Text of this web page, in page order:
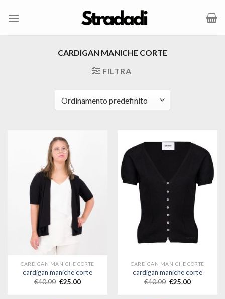
CARDIGAN MANICHE CORTE
FILTRA
CARDIGAN MANICHE CORTE
cardigan maniche corte
€40.00 €25.00
CARDIGAN MANICHE CORTE
cardigan maniche corte
€40.00 €25.00